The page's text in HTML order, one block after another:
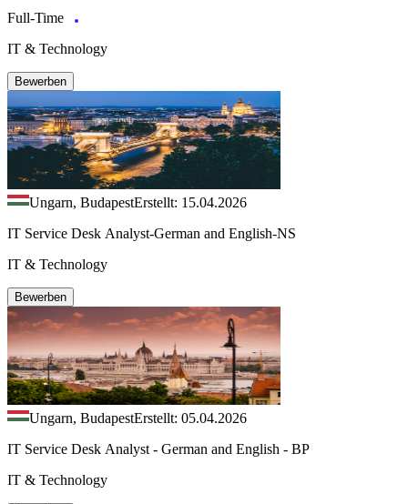
Full-Time
IT & Technology
Bewerben
Ungarn, BudapestErstellt: 15.04.2026
IT Service Desk Analyst-German and English-NS
IT & Technology
Bewerben
Ungarn, BudapestErstellt: 05.04.2026
IT Service Desk Analyst - German and English - BP
IT & Technology